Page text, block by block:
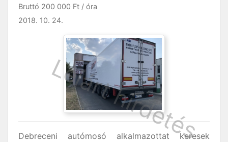
Bruttó 200 000 Ft / óra
2018. 10. 24.
Debreceni autómosó alkalmazottat keresek